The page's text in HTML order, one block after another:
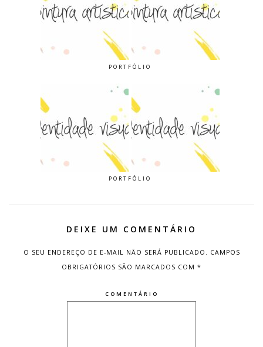
PORTFÓLIO
PORTFÓLIO
DEIXE UM COMENTÁRIO
O SEU ENDEREÇO DE E-MAIL NÃO SERÁ PUBLICADO. CAMPOS
OBRIGATÓRIOS SÃO MARCADOS COM *
COMENTÁRIO